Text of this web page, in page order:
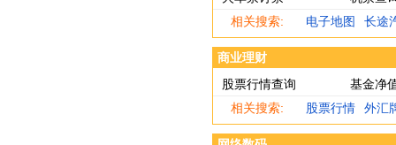
相关搜索:
电子地图 长途
商业理财
股票行情查询
基金净
相关搜索:
股票行情 外汇